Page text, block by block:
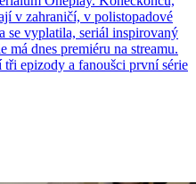
v zahraničí, v polistopadové
se vyplatila, seriál inspirovaný
má dnes premiéru na streamu.
epizody a fanoušci první série